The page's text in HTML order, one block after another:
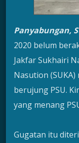
Panyabungan,
2020 belum
Jakfar Sukhairi
Nasution
berujung PSU.
yang menang
Gugatan itu